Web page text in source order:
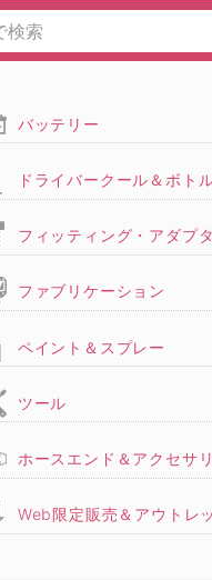
バッテリー
ドライバークール＆ボト
フィッティング・アダプ
ファブリケーション
ペイント＆スプレー
ツール
ホースエンド＆アクセサ
Web限定販売＆アウトレ